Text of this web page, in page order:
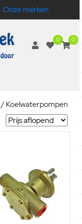
Onze merken
0 0
/Koelwaterpompen